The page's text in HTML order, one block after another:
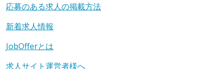
応募のある求人の掲載方法
新着求人情報
JobOfferとは
求人サイト運営者様へ